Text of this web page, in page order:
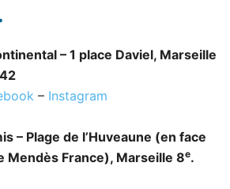
– 1 place Daviel, Marseille
– Instagram
– Plage de l’Huveaune (en face
Mendès France), Marseille 8e.